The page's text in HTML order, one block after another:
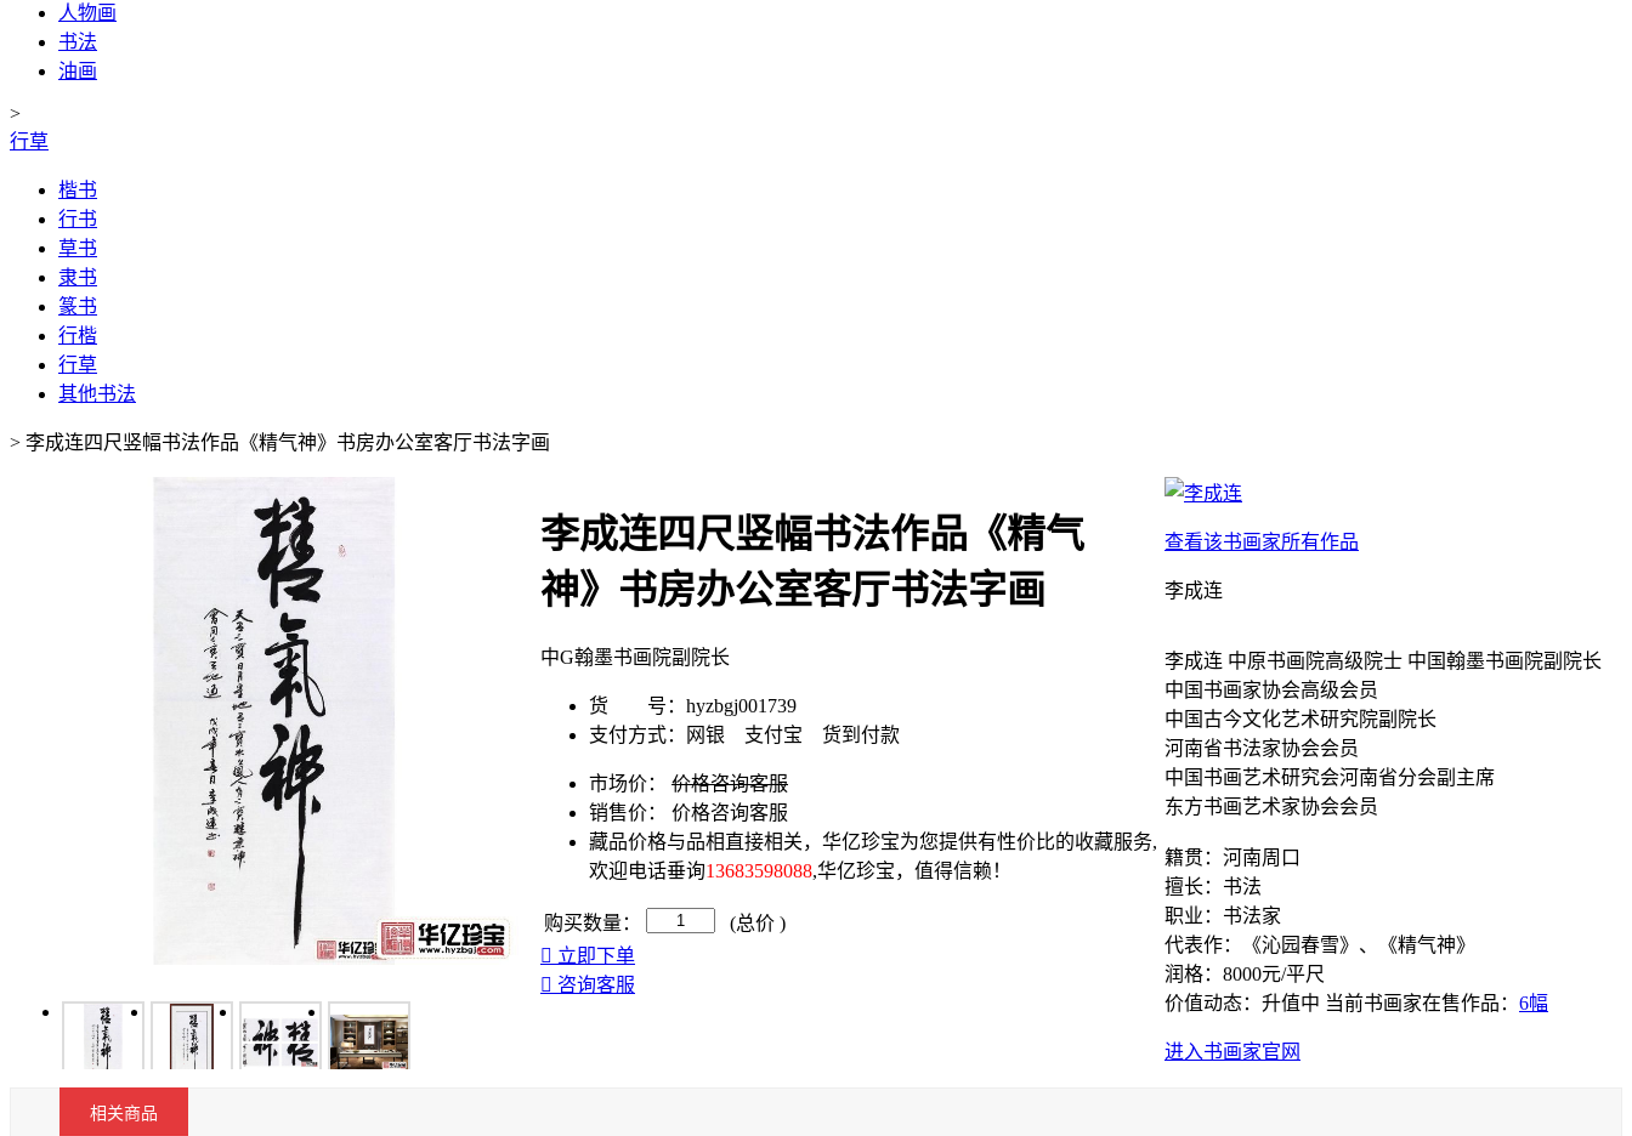
人物画
书法
油画
>
行草
楷书
行书
草书
隶书
篆书
行楷
行草
其他书法
> 李成连四尺竖幅书法作品《精气神》书房办公室客厅书法字画
李成连四尺竖幅书法作品《精气
神》书房办公室客厅书法字画
中G翰墨书画院副院长
货 号： hyzbgj001739
支付方式：
网银 支付宝 货到付款
市场价：
价格咨询客服
销售价：
价格咨询客服
藏品价格与品相直接相关，华亿珍宝为您提供有性价比的收藏服务,
欢迎电话垂询13683598088,华亿珍宝，值得信赖！
购买数量： (总价 )
立即下单
咨询客服
查看该书画家所有作品
李成连
李成连 中原书画院高级院士 中国翰墨书画院副院长
中国书画家协会高级会员
中国古今文化艺术研究院副院长
河南省书法家协会会员
中国书画艺术研究会河南省分会副主席
东方书画艺术家协会会员
籍贯：河南周口
擅长：书法
职业：书法家
代表作：《沁园春雪》、《精气神》
润格：8000元/平尺
价值动态：升值中 当前书画家在售作品： 6幅
进入书画家官网
相关商品